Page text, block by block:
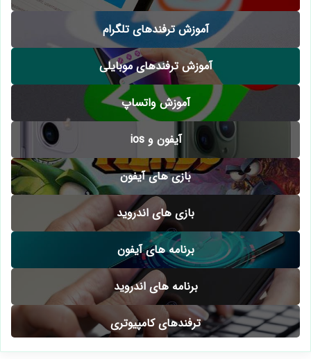
آموزش ترفندهای تلگرام
آموزش ترفندهای موبایلی
آموزش واتساپ
آیفون و ios
بازی های آیفون
بازی های اندروید
برنامه های آیفون
برنامه های اندروید
ترفندهای کامپیوتری